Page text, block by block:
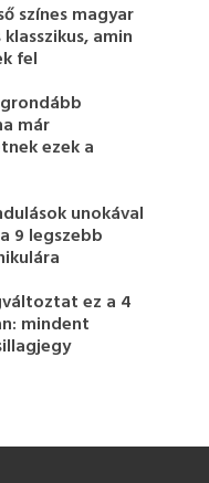
színes magyar
amin
fel
már
ezek a
unokával
9 legszebb
ez a 4
mindent